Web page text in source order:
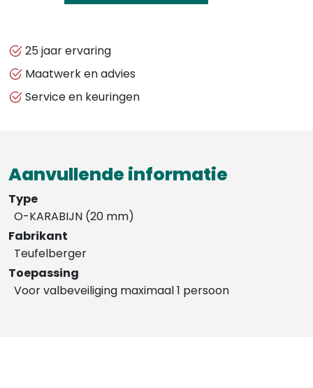
25 jaar ervaring
Maatwerk en advies
Service en keuringen
Aanvullende informatie
Type
O-KARABIJN (20 mm)
Fabrikant
Teufelberger
Toepassing
Voor valbeveiliging maximaal 1 persoon